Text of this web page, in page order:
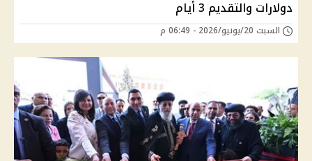
دولارات والتقديم 3 أيام
السبت 20/يونيو/2026 - 06:49 م